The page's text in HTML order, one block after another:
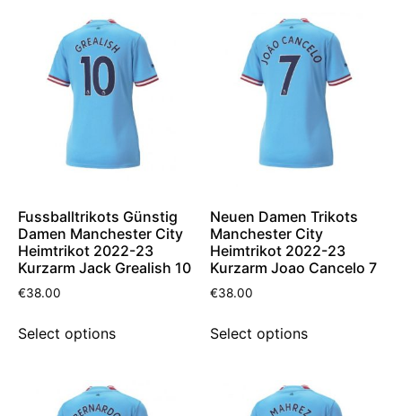
Fussballtrikots Günstig
Damen Manchester City
Heimtrikot 2022-23
Kurzarm Jack Grealish 10
€38.00
Select options
Neuen Damen Trikots
Manchester City
Heimtrikot 2022-23
Kurzarm Joao Cancelo 7
€38.00
Select options